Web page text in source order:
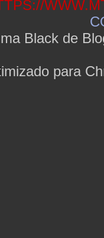
Black de
para